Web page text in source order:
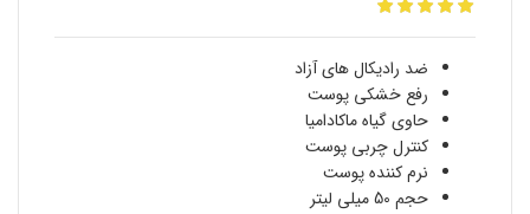
ضد رادیکال های آزاد
رفع خشکی پوست
حاوی گیاه ماکادامیا
کنترل چربی پوست
نرم کننده پوست
حجم 50 میلی لیتر